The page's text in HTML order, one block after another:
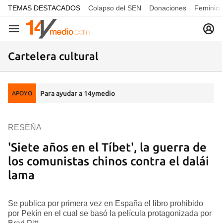
common.go-to-content
TEMAS DESTACADOS Colapso del SEN Donaciones
Navegación
Cartelera cultural
APOYO Para ayudar a 14ymedio
'Siete años en el Tíbet', la guerra de
los comunistas chinos contra el dalái
lama
RESEÑA
Se publica por primera vez en España el libro prohibido
por Pekín en el cual se basó la película protagonizada por